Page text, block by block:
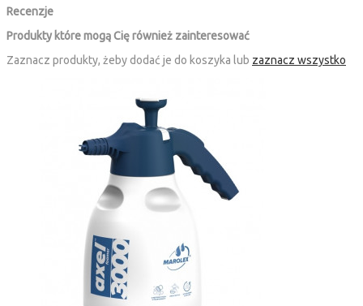
Recenzje
Produkty które mogą Cię również zainteresować
Zaznacz produkty, żeby dodać je do koszyka lub zaznacz wszystko